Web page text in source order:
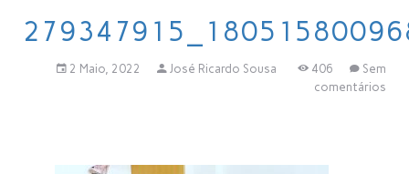
2 Maio, 2022 José Ricardo Sousa 406
Sem
comentários